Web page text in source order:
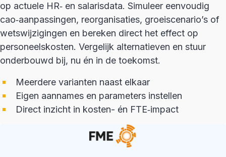
op actuele HR‑ en salarisdata. Simuleer eenvoudig
cao‑aanpassingen, reorganisaties, groeiscenario’s of
wetswijzigingen en bereken direct het effect op
personeelskosten. Vergelijk alternatieven en stuur
onderbouwd bij, nu én in de toekomst.
Meerdere varianten naast elkaar
Eigen aannames en parameters instellen
Direct inzicht in kosten- én FTE‑impact